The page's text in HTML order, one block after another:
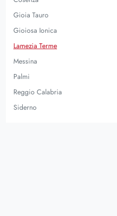
Tavoli Da Giardino
Tavolini Da Giardino
In Rattan
In Tessuto
In Vetro
Gioia Tauro
Gioiosa Ionica
Lamezia Terme
Messina
Palmi
Reggio Calabria
Siderno